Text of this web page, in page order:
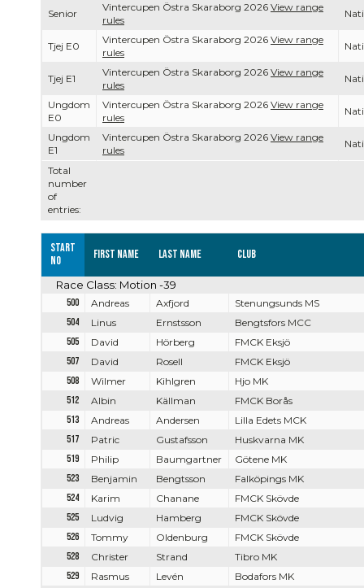
Total
number
of
entries:
Senior
Vintercupen Östra Skaraborg 2026 View range
rules
Tjej E0
Vintercupen Östra Skaraborg 2026 View range
rules
Tjej E1
Vintercupen Östra Skaraborg 2026 View range
rules
Ungdom
E0
Vintercupen Östra Skaraborg 2026 View range
rules
Ungdom
E1
Vintercupen Östra Skaraborg 2026 View range
rules
Start
no
First name Last name Club
Race Class: Motion -39
500 Andreas Axfjord
Stenungsunds MS
504
Linus Ernstsson
Bengtsfors MCC
505
David Hörberg
FMCK Eksjö
507
David Rosell
FMCK Eksjö
508
Wilmer Kihlgren
Hjo MK
512
Albin Källman
FMCK Borås
513
Andreas Andersen
Lilla Edets MCK
517
Patric Gustafsson
Huskvarna MK
519
Philip Baumgartner
Götene MK
523
Benjamin Bengtsson
Falköpings MK
524
Karim Chanane
FMCK Skövde
525
Ludvig Hamberg
FMCK Skövde
526
Tommy Oldenburg
FMCK Skövde
528
Christer Strand
Tibro MK
529
Rasmus Levén
Bodafors MK